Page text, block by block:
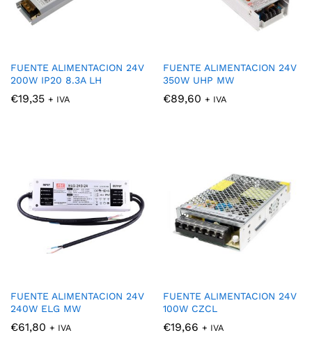
FUENTE ALIMENTACION 24V
200W IP20 8.3A LH
€19,35 + IVA
FUENTE ALIMENTACION 24V
350W UHP MW
€89,60 + IVA
FUENTE ALIMENTACION 24V
240W ELG MW
€61,80 + IVA
FUENTE ALIMENTACION 24V
100W CZCL
€19,66 + IVA